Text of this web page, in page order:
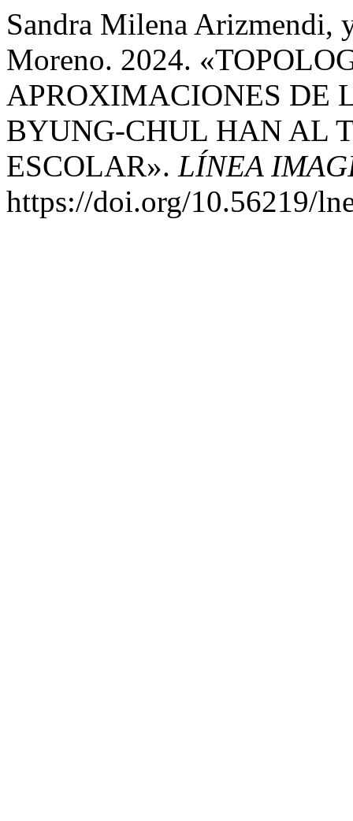
Sandra Milena Arizmendi,
Moreno. 2024.
APROXIMACIONES DE
BYUNG-CHUL HAN AL
ESCOLAR». LÍNEA
https://doi.org/10.56219/